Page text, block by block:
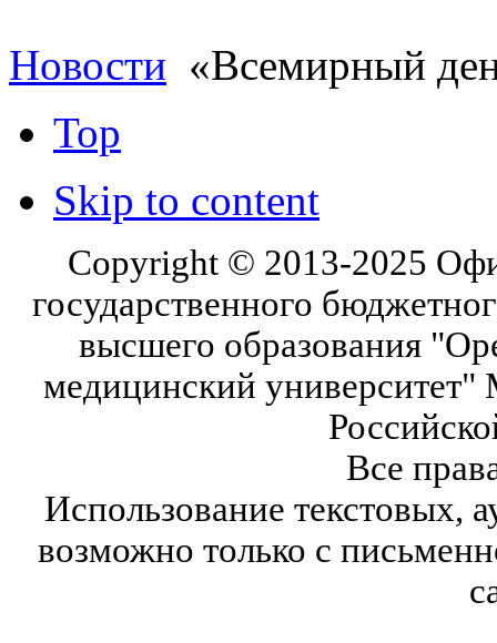
Новости «Всемирный
Top
Skip to content
Copyright © 2013-2025
государственного
высшего образования
медицинский университет"
Все
Использование текстовых,
возможно только с